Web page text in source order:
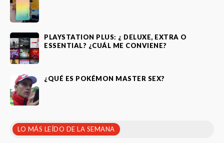
PLAYSTATION PLUS: ¿ DELUXE, EXTRA O
ESSENTIAL? ¿CUÁL ME CONVIENE?
¿QUÉ ES POKÉMON MASTER SEX?
LO MÁS LEÍDO DE LA SEMANA